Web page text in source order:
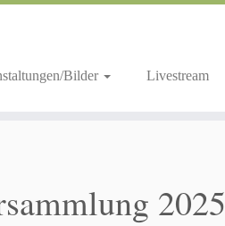
Bilder Livestream
2025